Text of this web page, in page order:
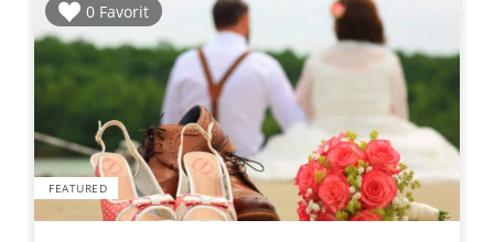
0 Favorit
FEATURED